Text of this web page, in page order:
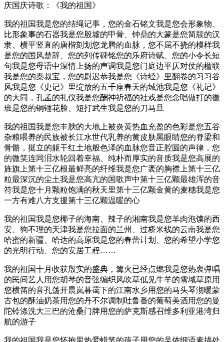
庆国庆诗歌：《我的祖国》
我的祖国我是您的结绳记事，您的金石铭文我是您会形象物、
比形象事的石器我是您殷墟的甲骨、钟鼎的大篆是您简牍的汉
隶、横平竖直的唐楷刻划您龙腾的血脉，您不屈不挠的模样我
是您的国风楚辞、您的列传碑铭您的乐府诗赋、您的小令长短
句我是您母语中深情上扬的声调我是您门庭边平仄对仗的楹联
我是您的秦叔宝，您的尉迟恭我是您《诗经》里翻卷的习习谷
风我是您《史记》里绽放的五千座春天的城池我是您《礼记》
的大同，孔孟的礼仪我是您酬神祈福的社戏是您念唱做打的徽
班是您的铜锤花脸、短打武生我是您的刀马旦
我的祖国我是您丰腴的大地上被炎黄热血充盈的色彩是您五谷
杂粮喂养的民族被长江水世代乳养的黄皮肤黑眼睛您的脊梁和
骨骼，挺立的躯干红土地般色泽的血脉您音正腔圆的声律，您
的微笑连同泪水轮回着幸福、纯朴而厚实的音质我是您高展的
旌旗上第十三亿根最鲜亮的纤维我是您广袤的胸襟上第十三亿
粒最深沉的尘土我是您高亢的国歌声中第十三亿颗最雄浑的音
符我是您十月颗粒饱满的秋天里第十三亿颗金黄的麦穗我是您
一方有难八方支援第十三亿颗温暖的心
我的祖国我是您椰子的海南、辣子的湘南我是您羊肉泡馍的西
安、狗不理的天津我是您拉面的兰州、过桥米线的云南我是您
哈蜜的新疆、哈达的高原我是您的春蕾计划、您的希望小学您
的光明行动、您的安居工程……
我的祖国十月收获殷实的盛典，篝火已经点燃我是您热衷弹唱
的民间艺人用您胡琴的音弦编织风吹草低见牛羊的雪域草原用
您横笛的音孔荡开晨岚暮霭下的江南水乡用您的马头琴沏暖蒙
古包的酥油奶茶用您的丹不尔调制吐鲁番的葡萄美酒用您的曼
陀铃涤洗大三巴的沧桑门牌用您的萨克斯感召维多利亚港湾归
航的游子
我的祖国我是您怀抱里热爱蜡笔的孩子用您的吴侬细语素描处